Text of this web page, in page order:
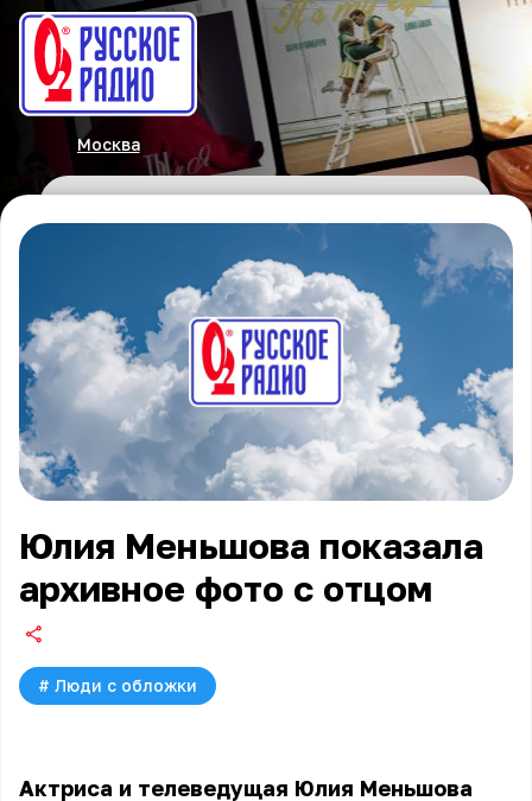
Москва
Юлия Меньшова показала
архивное фото с отцом
# Люди с обложки
Актриса и телеведущая Юлия Меньшова